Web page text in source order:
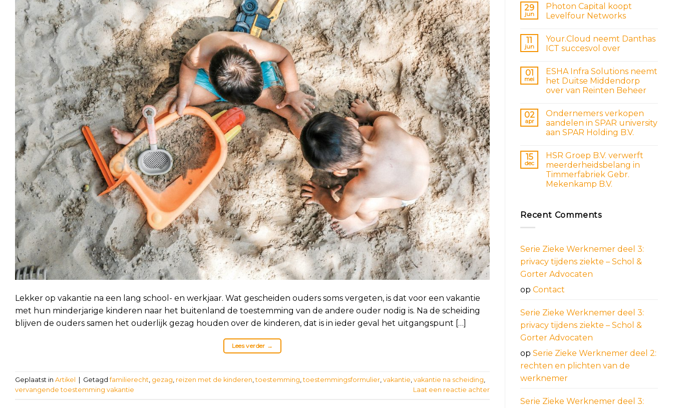
Lekker op vakantie na een lang school- en werkjaar. Wat gescheiden ouders soms vergeten, is dat voor een vakantie
met hun minderjarige kinderen naar het buitenland de toestemming van de andere ouder nodig is. Na de scheiding
blijven de ouders samen het ouderlijk gezag houden over de kinderen, dat is in ieder geval het uitgangspunt […]
Lees verder →
Geplaatst in Artikel Getagdfamilierecht, gezag, reizen met de kinderen,toestemming,toestemmingsformulier, vakantie, vakantie na scheiding,
vervangende toestemming vakantie
Laat een reactie achter
29
jun
Photon Capital koopt
Levelfour Networks
11
jun
Your.Cloud neemt Danthas
ICT succesvol over
01
mei
ESHA Infra Solutions neemt
het Duitse Middendorp
over van Reinten Beheer
02
apr
Ondernemers verkopen
aandelen in SPAR university
aan SPAR Holding B.V.
15
dec
HSR Groep B.V. verwerft
meerderheidsbelang in
Timmerfabriek Gebr.
Mekenkamp B.V.
Recent Comments
Serie Zieke Werknemer deel 3:
privacy tijdens ziekte – Schol &
Gorter Advocaten
op Contact
Serie Zieke Werknemer deel 3:
privacy tijdens ziekte – Schol &
Gorter Advocaten
op Serie Zieke Werknemer deel 2:
rechten en plichten van de
werknemer
Serie Zieke Werknemer deel 3: